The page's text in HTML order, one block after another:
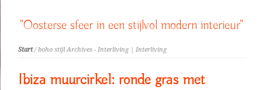
"Oosterse sfeer in een stijlvol modern interieur"
Start/ boho stijl Archives - Interliving | Interliving
Ibiza muurcirkel: ronde gras met